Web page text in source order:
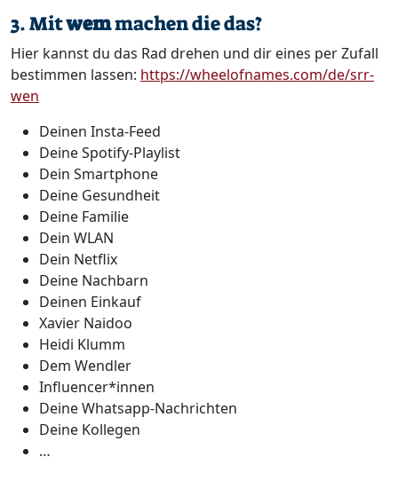
3. Mitwemmachen die das?
Hier kannst du das Rad drehen und dir eines per Zufall
bestimmen lassen: https://wheelofnames.com/de/srr-
wen
Deinen Insta-Feed
Deine Spotify-Playlist
Dein Smartphone
Deine Gesundheit
Deine Familie
Dein WLAN
Dein Netflix
Deine Nachbarn
Deinen Einkauf
Xavier Naidoo
Heidi Klumm
Dem Wendler
Influencer*innen
Deine Whatsapp-Nachrichten
Deine Kollegen
…